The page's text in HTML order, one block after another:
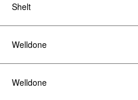
Shelt
Welldone
Welldone